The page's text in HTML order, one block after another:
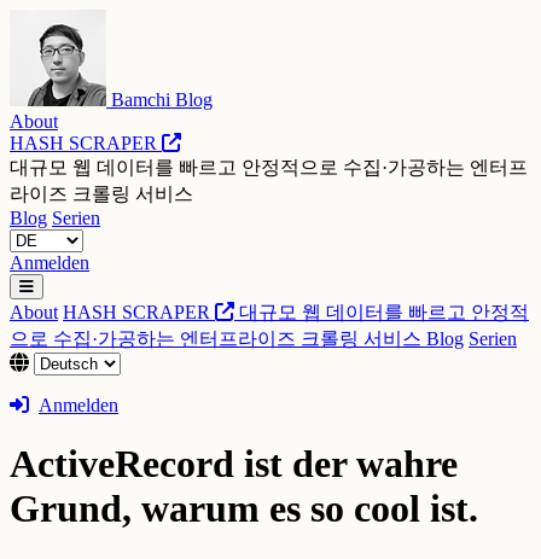
Bamchi Blog
About
HASH SCRAPER
대규모 웹 데이터를 빠르고 안정적으로 수집·가공하는 엔터프
라이즈 크롤링 서비스
Blog Serien
Anmelden
About HASH SCRAPER
대규모 웹 데이터를 빠르고 안정적
으로 수집·가공하는 엔터프라이즈 크롤링 서비스 Blog Serien
Anmelden
ActiveRecord ist der wahre
Grund, warum es so cool ist.